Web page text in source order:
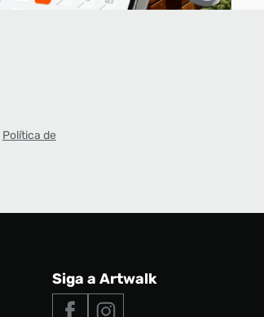
Política de
Siga a Artwalk